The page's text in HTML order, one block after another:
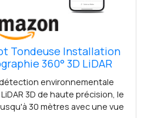
Tondeuse Installation
360° 3D LiDAR
Intelligent des
Via App, Coupe en
alertes de sécurité.
environnementale
3D de haute précision, le
30 mètres avec une vue